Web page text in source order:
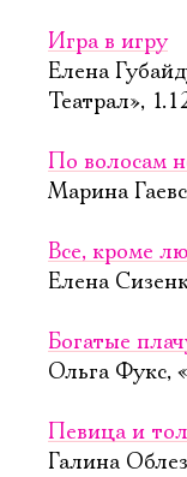
Игра в игру
Елена
Театрал»,
По волосам
Марина
Все, кроме
Елена
Богатые
Ольга Фукс,
Певица и
Галина